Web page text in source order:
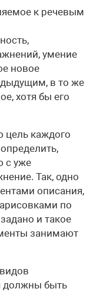
к речевым
умение
новое
в то же
хотя бы его
цель каждого
с уже
Так, одно
описания,
по
и такое
занимают
должны быть